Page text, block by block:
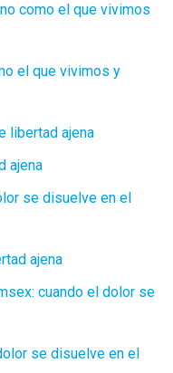
como el que vivimos
el que vivimos y
libertad ajena
ajena
se disuelve en el
ajena
cuando el dolor se
se disuelve en el